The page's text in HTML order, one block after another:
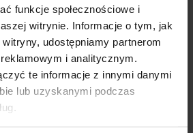
funkcje społecznościowe i
witrynie. Informacje o tym, jak
udostępniamy partnerom
i analitycznym.
te informacje z innymi danymi
lub uzyskanymi podczas
2025